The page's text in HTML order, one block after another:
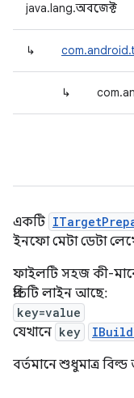
java.lang.অবজেক্ট
↳
↳
একটি
ইনফো মেটা ডেটা
ফাইলটি সহজ কী-
প্রতিটি লাইন আছে:
key=value
যেখানে key
বর্তমানে শুধুমাত্র